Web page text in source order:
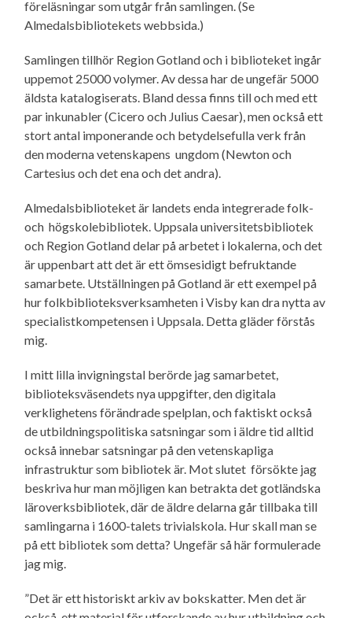
föreläsningar som utgår från samlingen. (Se
Almedalsbibliotekets webbsida.)
Samlingen tillhör Region Gotland och i biblioteket ingår
uppemot 25000 volymer. Av dessa har de ungefär 5000
äldsta katalogiserats. Bland dessa finns till och med ett
par inkunabler (Cicero och Julius Caesar), men också ett
stort antal imponerande och betydelsefulla verk från
den moderna vetenskapens ungdom (Newton och
Cartesius och det ena och det andra).
Almedalsbiblioteket är landets enda integrerade folk-
och högskolebibliotek. Uppsala universitetsbibliotek
och Region Gotland delar på arbetet i lokalerna, och det
är uppenbart att det är ett ömsesidigt befruktande
samarbete. Utställningen på Gotland är ett exempel på
hur folkbiblioteksverksamheten i Visby kan dra nytta av
specialistkompetensen i Uppsala. Detta gläder förstås
mig.
I mitt lilla invigningstal berörde jag samarbetet,
biblioteksväsendets nya uppgifter, den digitala
verklighetens förändrade spelplan, och faktiskt också
de utbildningspolitiska satsningar som i äldre tid alltid
också innebar satsningar på den vetenskapliga
infrastruktur som bibliotek är. Mot slutet försökte jag
beskriva hur man möjligen kan betrakta det gotländska
läroverksbibliotek, där de äldre delarna går tillbaka till
samlingarna i 1600-talets trivialskola. Hur skall man se
på ett bibliotek som detta? Ungefär så här formulerade
jag mig.
”Det är ett historiskt arkiv av bokskatter. Men det är